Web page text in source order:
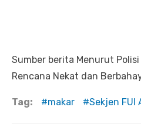
Sumber berita Menurut Polisi
Rencana Nekat dan
Tag: makar Sekjen